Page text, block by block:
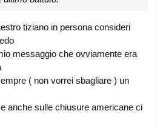
tiziano in persona consideri
messaggio che ovviamente era
( non vorrei sbagliare ) un
anche sulle chiusure americane ci